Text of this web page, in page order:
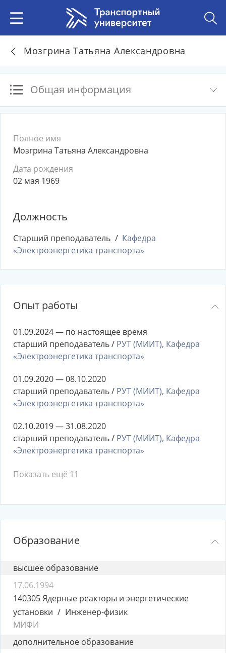
Мозгрина Татьяна Александровна
Общая информация
Полное имя
Мозгрина Татьяна Александровна
Дата рождения
02 мая 1969
Должность
Старший преподаватель
Кафедра
«Электроэнергетика транспорта»
Опыт работы
01.09.2024 — по настоящее время
старший преподаватель / РУТ (МИИТ), Кафедра
«Электроэнергетика транспорта»
01.09.2020 — 08.10.2020
старший преподаватель / РУТ (МИИТ), Кафедра
«Электроэнергетика транспорта»
02.10.2019 — 31.08.2020
старший преподаватель / РУТ (МИИТ), Кафедра
«Электроэнергетика транспорта»
Показать ещё 11
Образование
высшее образование
17.06.1994
140305 Ядерные реакторы и энергетические
установки
Инженер-физик
МИФИ
дополнительное образование